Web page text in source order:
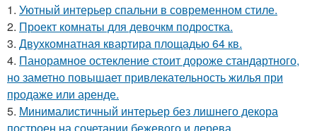
1. Уютный интерьер спальни в современном стиле.
2. Проект комнаты для девочкм подростка.
3. Двухкомнатная квартира площадью 64 кв.
4. Панорамное остекление стоит дороже стандартного,
но заметно повышает привлекательность жилья при
продаже или аренде.
5. Минималистичный интерьер без лишнего декора
построен на сочетании бежевого и дерева.